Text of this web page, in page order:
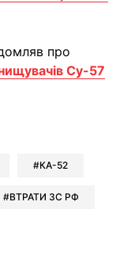
про
Су-57
Viber
у Whatsapp
у Messenger
у LinkedIn
КА-52
ВТРАТИ ЗС РФ
Google news
у Viber
у LinkedIn